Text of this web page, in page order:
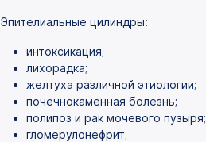
Эпителиальные цилиндры:
интоксикация;
лихорадка;
желтуха различной этиологии;
почечнокаменная болезнь;
полипоз и рак мочевого пузыря;
гломерулонефрит;